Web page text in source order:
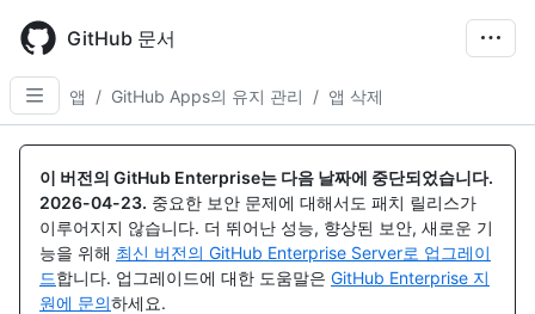
main
content
GitHub 문서
앱 / GitHub Apps의 유지 관리 / 앱 삭제
이 버전의 GitHub Enterprise는 다음 날짜에 중단되었습니다.
2026-04-23. 중요한 보안 문제에 대해서도 패치 릴리스가
이루어지지 않습니다. 더 뛰어난 성능, 향상된 보안, 새로운 기
능을 위해 최신 버전의 GitHub Enterprise Server로 업그레이
드합니다. 업그레이드에 대한 도움말은 GitHub Enterprise 지
원에 문의하세요.